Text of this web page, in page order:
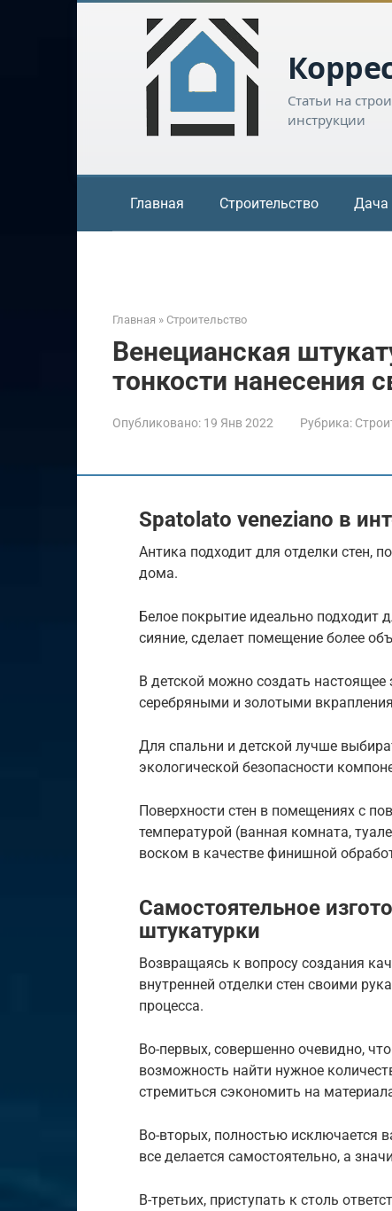
Статьи на
инструкции
Главная Строительство Дача
Главная » Строительство
Венецианская
тонкости нанесения
Опубликовано: 19 Янв 2022 Рубрика:
Spatolato veneziano в
Антика подходит для отделки стен,
дома.
Белое покрытие идеально подходит
сияние, сделает помещение более
В детской можно создать настоящее
серебряными и золотыми
Для спальни и детской лучше
экологической безопасности
Поверхности стен в помещениях с
температурой (ванная комната,
воском в качестве финишной
Самостоятельное
штукатурки
Возвращаясь к вопросу создания
внутренней отделки стен своими
процесса.
Во-первых, совершенно очевидно,
возможность найти нужное
стремиться сэкономить на
Во-вторых, полностью исключается
все делается самостоятельно, а
В-третьих, приступать к столь